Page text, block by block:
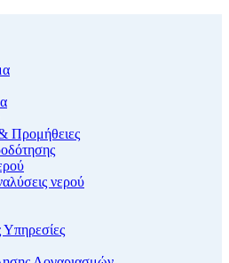
Προμήθειες
νερού
Υπηρεσίες